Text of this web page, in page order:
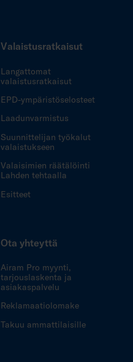
Valaistusratkaisut
Langattomat
valaistusratkaisut
EPD-ympäristöselosteet
Laadunvarmistus
Suunnittelijan työkalut
valaistukseen
Valaisimien räätälöinti
Lahden tehtaalla
Esitteet
Ota yhteyttä
Airam Pro myynti,
tarjouslaskenta ja
asiakaspalvelu
Reklamaatiolomake
Takuu ammattilaisille